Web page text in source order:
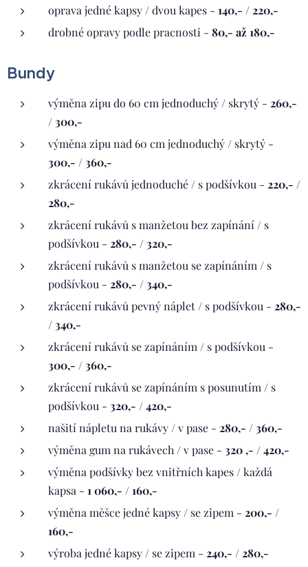
oprava jedné kapsy / dvou kapes - 140,- / 220,-
drobné opravy podle pracnosti - 80,- až 180,-
Bundy
výměna zipu do 60 cm jednoduchý / skrytý - 260,-
/ 300,-
výměna zipu nad 60 cm jednoduchý / skrytý -
300,- / 360,-
zkrácení rukávů jednoduché / s podšívkou - 220,- /
280,-
zkrácení rukávů s manžetou bez zapínání / s
podšívkou - 280,- / 320,-
zkrácení rukávů s manžetou se zapínáním / s
podšívkou - 280,- / 340,-
zkrácení rukávů pevný náplet / s podšívkou - 280,-
/ 340,-
zkrácení rukávů se zapínáním / s podšívkou -
300,- / 360,-
zkrácení rukávů se zapínáním s posunutím / s
podšívkou - 320,- / 420,-
našití nápletu na rukávy / v pase - 280,- / 360,-
výměna gum na rukávech / v pase - 320 ,- / 420,-
výměna podšívky bez vnitřních kapes / každá
kapsa - 1 060,- / 160,-
výměna měšce jedné kapsy / se zipem - 200,- /
160,-
výroba jedné kapsy / se zipem - 240,- / 280,-